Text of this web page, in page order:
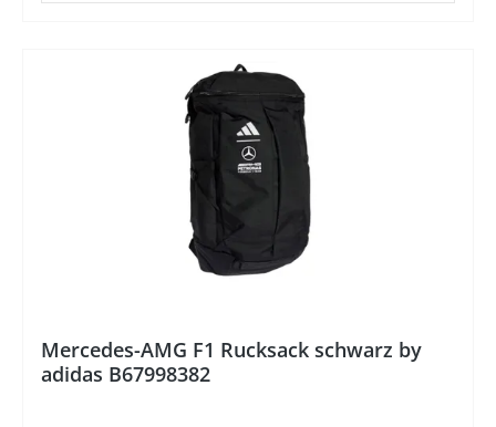
Mercedes-AMG F1 Rucksack schwarz by
adidas B67998382